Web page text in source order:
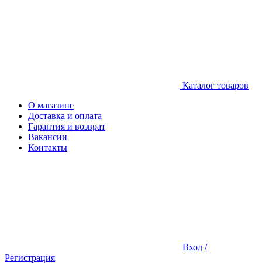
Каталог товаров
О магазине
Доставка и оплата
Гарантия и возврат
Вакансии
Контакты
Вход /
Регистрация